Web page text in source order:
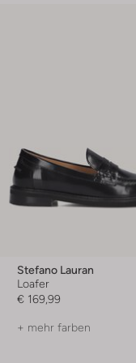
Stefano Lauran
Loafer
€ 169,99
+ mehr farben